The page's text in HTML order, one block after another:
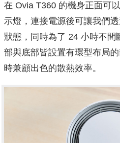
在 Ovia T360 的機身正面可
示燈，連接電源後可讓我們
狀態，同時為了 24 小時不間
部與底部皆設置有環型布局
時兼顧出色的散熱效率。